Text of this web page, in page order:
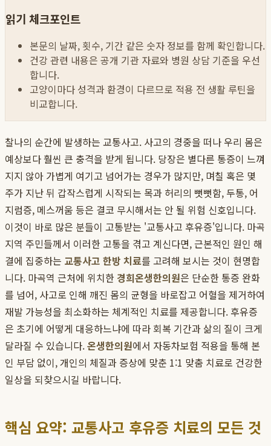
읽기 체크포인트
본문의 날짜, 횟수, 기간 같은 숫자 정보를 함께 확인합니다.
건강 관련 내용은 공개 기관 자료와 병원 상담 기준을 우선
합니다.
고양이마다 성격과 환경이 다르므로 적용 전 생활 루틴을
비교합니다.
찰나의 순간에 발생하는 교통사고. 사고의 경중을 떠나 우리 몸은
예상보다 훨씬 큰 충격을 받게 됩니다. 당장은 별다른 통증이 느껴
지지 않아 가볍게 여기고 넘어가는 경우가 많지만, 며칠 혹은 몇
주가 지난 뒤 갑작스럽게 시작되는 목과 허리의 뻣뻣함, 두통, 어
지럼증, 메스꺼움 등은 결코 무시해서는 안 될 위험 신호입니다.
이것이 바로 많은 분들이 고통받는 '교통사고 후유증'입니다. 마곡
지역 주민들께서 이러한 고통을 겪고 계신다면, 근본적인 원인 해
결에 집중하는 교통사고 한방 치료를 고려해 보시는 것이 현명합
니다. 마곡역 근처에 위치한 경희온생한의원은 단순한 통증 완화
를 넘어, 사고로 인해 깨진 몸의 균형을 바로잡고 어혈을 제거하여
재발 가능성을 최소화하는 체계적인 치료를 제공합니다. 후유증
은 초기에 어떻게 대응하느냐에 따라 회복 기간과 삶의 질이 크게
달라질 수 있습니다.온생한의원에서 자동차보험 적용을 통해 본
인 부담 없이, 개인의 체질과 증상에 맞춘 1:1 맞춤 치료로 건강한
일상을 되찾으시길 바랍니다.
핵심 요약: 교통사고 후유증 치료의 모든 것